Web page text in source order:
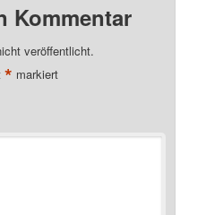
Kommentar
veröffentlicht.
* markiert